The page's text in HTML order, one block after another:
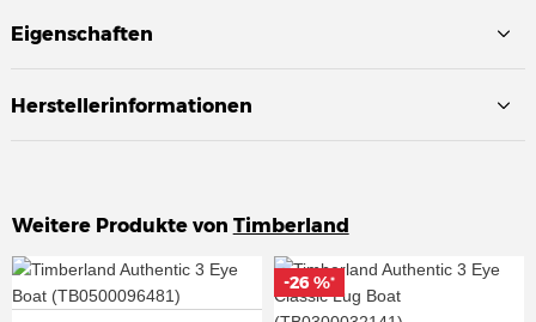
Eigenschaften
Herstellerinformationen
Weitere Produkte von Timberland
-26 %*
-26 %*